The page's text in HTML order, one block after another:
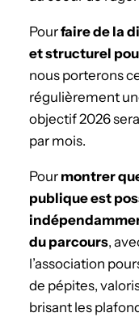
Pourfaire de la
et structurel
nous porterons
régulièrement
objectif 2026
par mois.
Pour montrer
publique est
du parcours,
l’association
de pépites,
brisant les